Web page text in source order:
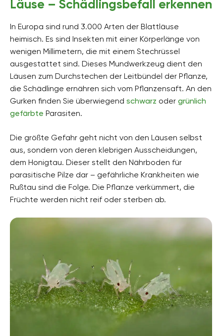
Läuse – Schädlingsbefall erkennen
In Europa sind rund 3.000 Arten der Blattläuse
heimisch. Es sind Insekten mit einer Körperlänge von
wenigen Millimetern, die mit einem Stechrüssel
ausgestattet sind. Dieses Mundwerkzeug dient den
Läusen zum Durchstechen der Leitbündel der Pflanze,
die Schädlinge ernähren sich vom Pflanzensaft. An den
Gurken finden Sie überwiegend schwarz oder grünlich
gefärbte Parasiten.
Die größte Gefahr geht nicht von den Läusen selbst
aus, sondern von deren klebrigen Ausscheidungen,
dem Honigtau. Dieser stellt den Nährboden für
parasitische Pilze dar – gefährliche Krankheiten wie
Rußtau sind die Folge. Die Pflanze verkümmert, die
Früchte werden nicht reif oder sterben ab.